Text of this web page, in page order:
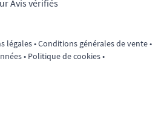
Avis vérifiés
légales•Conditions générales de vente•
• Politique de cookies•